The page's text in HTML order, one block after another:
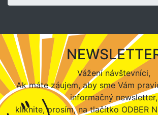
Vážení návštevníci,
Ak máte záujem, aby sme Vám
informačný newsletter,
kliknite, prosím, na tlačítko ODBER